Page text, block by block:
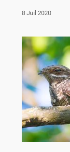
8 Juil 2020